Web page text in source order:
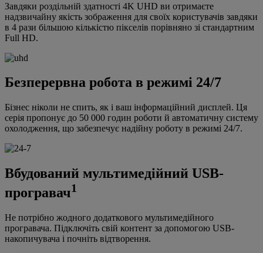
Завдяки роздільній здатності 4K UHD ви отримаєте
надзвичайну якість зображення для своїх користувачів завдяки
в 4 рази більшою кількістю пікселів порівняно зі стандартним
Full HD.
Безперервна робота в режимі 24/7
Бізнес ніколи не спить, як і ваш інформаційний дисплей. Ця
серія пропонує до 50 000 годин роботи й автоматичну систему
охолодження, що забезпечує надійну роботу в режимі 24/7.
Вбудований мультимедійний USB-
програвач1
Не потрібно жодного додаткового мультимедійного
програвача. Підключіть свій контент за допомогою USB-
накопичувача і почніть відтворення.